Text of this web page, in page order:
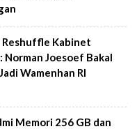
Reshuffle Kabinet
Norman Joesoef Bakal
Wamenhan RI
Memori 256 GB dan